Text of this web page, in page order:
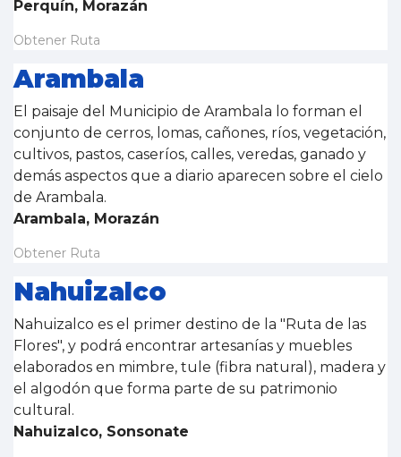
Perquín, Morazán
Obtener Ruta
Arambala
El paisaje del Municipio de Arambala lo forman el
conjunto de cerros, lomas, cañones, ríos, vegetación,
cultivos, pastos, caseríos, calles, veredas, ganado y
demás aspectos que a diario aparecen sobre el cielo
de Arambala.
Arambala, Morazán
Obtener Ruta
Nahuizalco
Nahuizalco es el primer destino de la "Ruta de las
Flores", y podrá encontrar artesanías y muebles
elaborados en mimbre, tule (fibra natural), madera y
el algodón que forma parte de su patrimonio
cultural.
Nahuizalco, Sonsonate